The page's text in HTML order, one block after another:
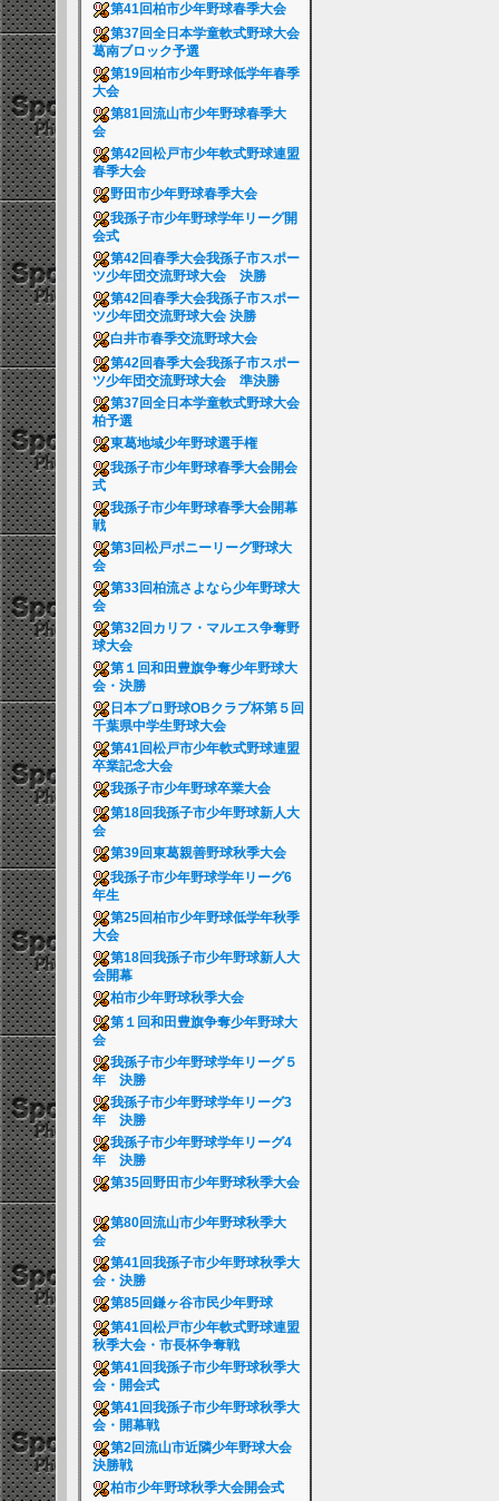
第41回柏市少年野球春季大会
第37回全日本学童軟式野球大会
葛南ブロック予選
第19回柏市少年野球低学年春季
大会
第81回流山市少年野球春季大
会
第42回松戸市少年軟式野球連盟
春季大会
野田市少年野球春季大会
我孫子市少年野球学年リーグ開
会式
第42回春季大会我孫子市スポー
ツ少年団交流野球大会 決勝
第42回春季大会我孫子市スポー
ツ少年団交流野球大会 決勝
白井市春季交流野球大会
第42回春季大会我孫子市スポー
ツ少年団交流野球大会 準決勝
第37回全日本学童軟式野球大会
柏予選
東葛地域少年野球選手権
我孫子市少年野球春季大会開会
式
我孫子市少年野球春季大会開幕
戦
第3回松戸ポニーリーグ野球大
会
第33回柏流さよなら少年野球大
会
第32回カリフ・マルエス争奪野
球大会
第１回和田豊旗争奪少年野球大
会・決勝
日本プロ野球OBクラブ杯第５回
千葉県中学生野球大会
第41回松戸市少年軟式野球連盟
卒業記念大会
我孫子市少年野球卒業大会
第18回我孫子市少年野球新人大
会
第39回東葛親善野球秋季大会
我孫子市少年野球学年リーグ6
年生
第25回柏市少年野球低学年秋季
大会
第18回我孫子市少年野球新人大
会開幕
柏市少年野球秋季大会
第１回和田豊旗争奪少年野球大
会
我孫子市少年野球学年リーグ５
年 決勝
我孫子市少年野球学年リーグ3
年 決勝
我孫子市少年野球学年リーグ4
年 決勝
第35回野田市少年野球秋季大会
第80回流山市少年野球秋季大
会
第41回我孫子市少年野球秋季大
会・決勝
第85回鎌ヶ谷市民少年野球
第41回松戸市少年軟式野球連盟
秋季大会・市長杯争奪戦
第41回我孫子市少年野球秋季大
会・開会式
第41回我孫子市少年野球秋季大
会・開幕戦
第2回流山市近隣少年野球大会
決勝戦
柏市少年野球秋季大会開会式